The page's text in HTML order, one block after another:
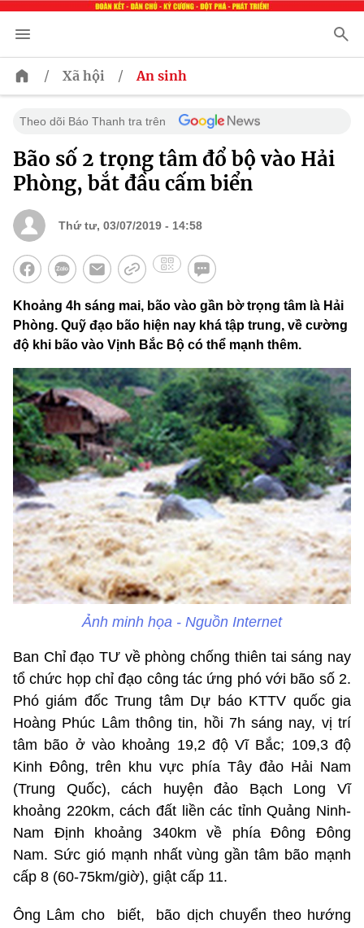
/ Xã hội / An sinh
Theo dõi Báo Thanh tra trên
Bão số 2 trọng tâm đổ bộ vào Hải
Phòng, bắt đầu cấm biển
Thứ tư, 03/07/2019 - 14:58
Khoảng 4h sáng mai, bão vào gần bờ trọng tâm là Hải
Phòng. Quỹ đạo bão hiện nay khá tập trung, về cường
độ khi bão vào Vịnh Bắc Bộ có thể mạnh thêm.
Ảnh minh họa - Nguồn Internet
Ban Chỉ đạo TƯ về phòng chống thiên tai sáng nay
tổ chức họp chỉ đạo công tác ứng phó với bão số 2.
Phó giám đốc Trung tâm Dự báo KTTV quốc gia
Hoàng Phúc Lâm thông tin, hồi 7h sáng nay, vị trí
tâm bão ở vào khoảng 19,2 độ Vĩ Bắc; 109,3 độ
Kinh Đông, trên khu vực phía Tây đảo Hải Nam
(Trung Quốc), cách huyện đảo Bạch Long Vĩ
khoảng 220km, cách đất liền các tỉnh Quảng Ninh-
Nam Định khoảng 340km về phía Đông Đông
Nam. Sức gió mạnh nhất vùng gần tâm bão mạnh
cấp 8 (60-75km/giờ), giật cấp 11.
Ông Lâm cho biết, bão dịch chuyển theo hướng